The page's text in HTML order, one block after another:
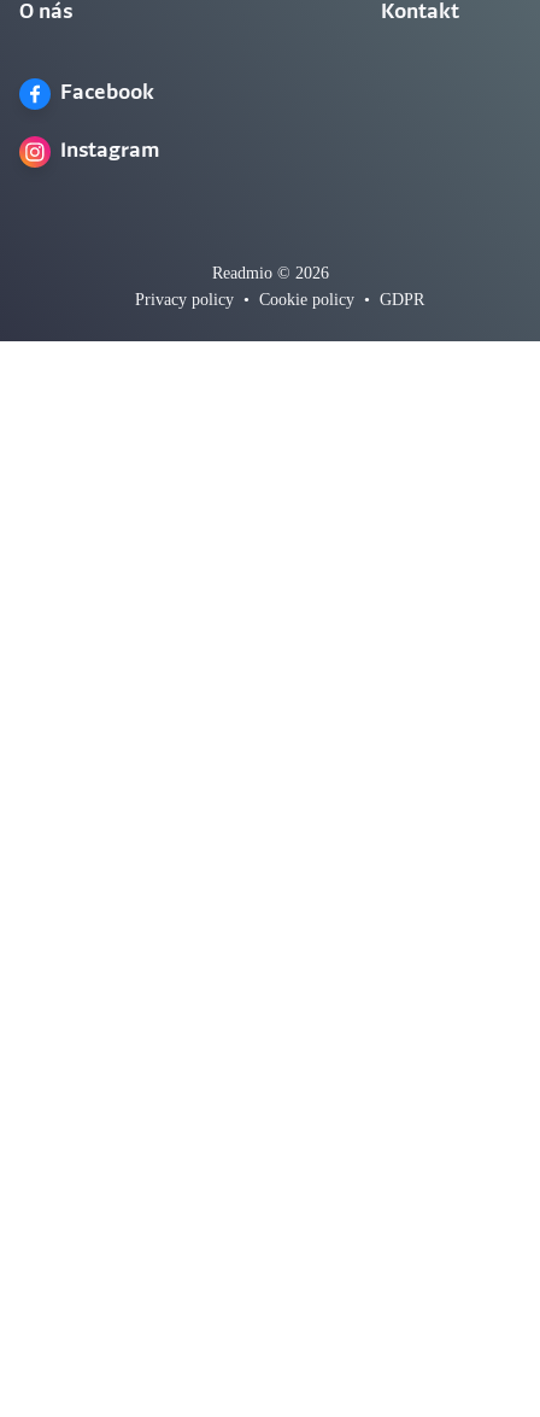
O nás Kontakt
Facebook
Instagram
Readmio © 2026
Privacy policy • Cookie policy • GDPR